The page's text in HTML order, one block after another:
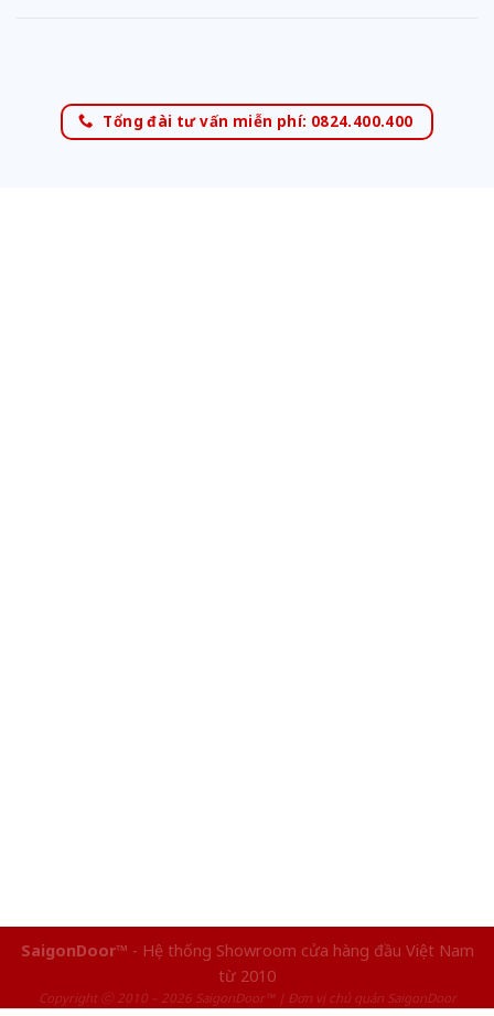
Tổng đài tư vấn miễn phí: 0824.400.400
SaigonDoor™ - Hệ thống Showroom cửa hàng đầu Việt Nam
từ 2010
Copyright ⓒ 2010 – 2026 SaigonDoor™ | Đơn vị chủ quản SaigonDoor